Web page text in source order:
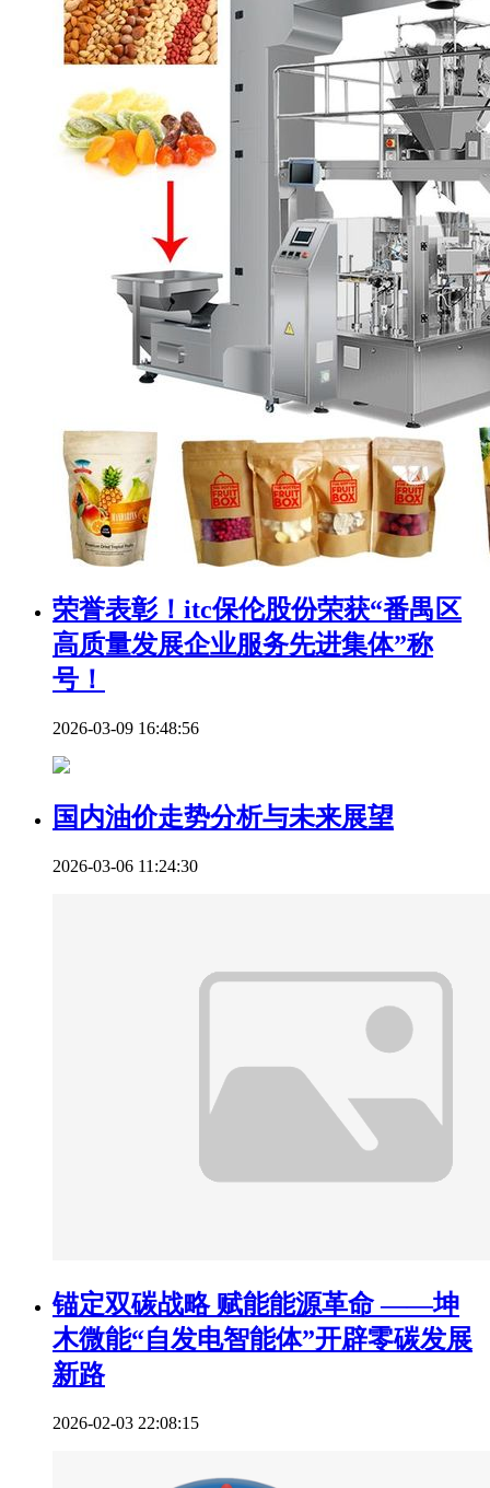
荣誉表彰！itc保伦股份荣获“番禺区
高质量发展企业服务先进集体”称
号！
2026-03-09 16:48:56
国内油价走势分析与未来展望
2026-03-06 11:24:30
锚定双碳战略 赋能能源革命 ——坤
木微能“自发电智能体”开辟零碳发展
新路
2026-02-03 22:08:15